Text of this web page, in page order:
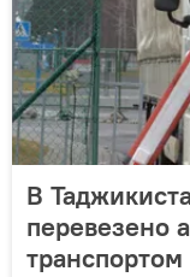
В
перевезено
транспортом